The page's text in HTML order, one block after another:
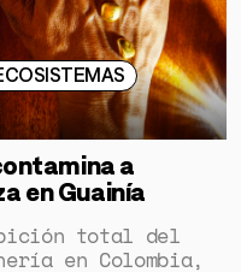
a
en Guainía
total del
en Colombia,